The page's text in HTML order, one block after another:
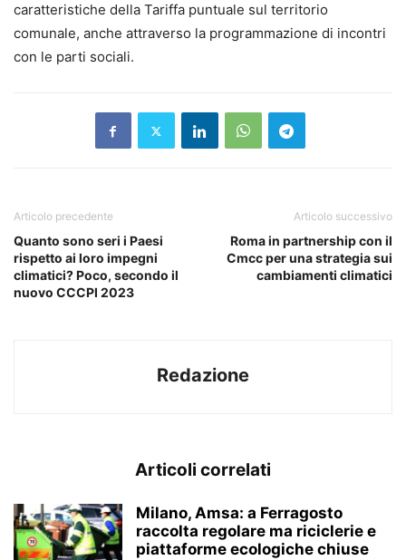
caratteristiche della Tariffa puntuale sul territorio
comunale, anche attraverso la programmazione di incontri
con le parti sociali.
Articolo precedente
Quanto sono seri i Paesi
rispetto ai loro impegni
climatici? Poco, secondo il
nuovo CCCPI 2023
Articolo successivo
Roma in partnership con il
Cmcc per una strategia sui
cambiamenti climatici
Redazione
Articoli correlati
Milano, Amsa: a Ferragosto
raccolta regolare ma riciclerie e
piattaforme ecologiche chiuse